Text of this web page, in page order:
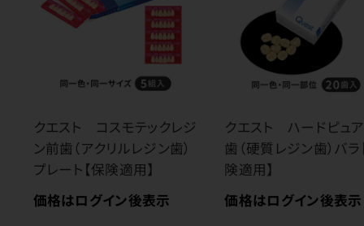
クエスト コスモテックレジ
ン前歯（アクリルレジン歯）
プレート【保険適用】
価格はログイン後表示
クエスト ハードピュ
歯（硬質レジン歯）バラ
険適用】
価格はログイン後表示